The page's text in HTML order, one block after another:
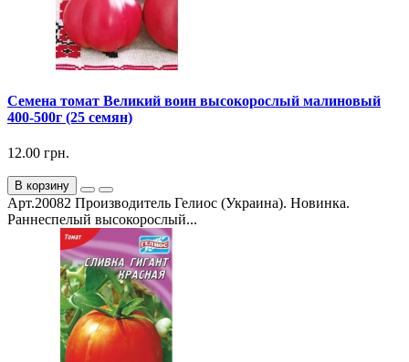
Семена томат Великий воин высокорослый малиновый
400-500г (25 семян)
12.00 грн.
В корзину
Арт.20082 Производитель Гелиос (Украина). Новинка.
Раннеспелый высокорослый...